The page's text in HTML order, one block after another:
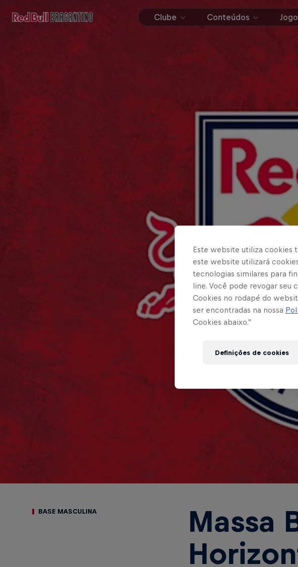
Clube Conteúdos
BASE MASCULINA
Massa
Este website utiliza cookies
este website utilizará
tecnologias similares para
line. Você pode revogar seu
Cookies no rodapé do
ser encontradas na nossa
Cookies abaixo.”
Definições de cookies